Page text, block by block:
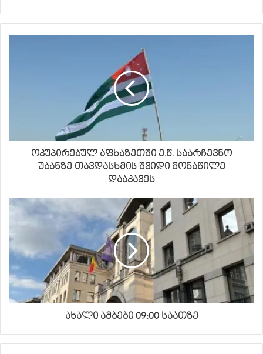
ოკუპირებულ აფხაზეთში ე.წ. საარჩევნო
უბანზე თავდასხმის შვიდი მონაწილე
დააკავეს
ახალი ამბები 09:00 საათზე